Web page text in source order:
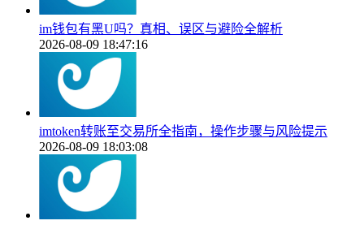
im钱包有黑U吗？真相、误区与避险全解析
2026-08-09 18:47:16
imtoken转账至交易所全指南，操作步骤与风险提示
2026-08-09 18:03:08